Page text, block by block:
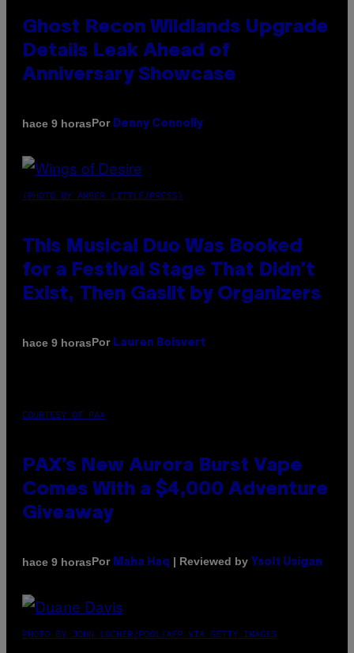
Ghost Recon Wildlands Upgrade
Details Leak Ahead of
Anniversary Showcase
hace 9 horasPor Denny Connolly
(PHOTO BY AMBER LITTLE/PRESS)
This Musical Duo Was Booked
for a Festival Stage That Didn’t
Exist, Then Gaslit by Organizers
hace 9 horasPor Lauren Boisvert
COURTESY OF PAX
PAX’s New Aurora Burst Vape
Comes With a $4,000 Adventure
Giveaway
hace 9 horasPor Maha Haq | Reviewed by Ysolt Usigan
PHOTO BY JOHN LOCHER/POOL/AFP VIA GETTY IMAGES